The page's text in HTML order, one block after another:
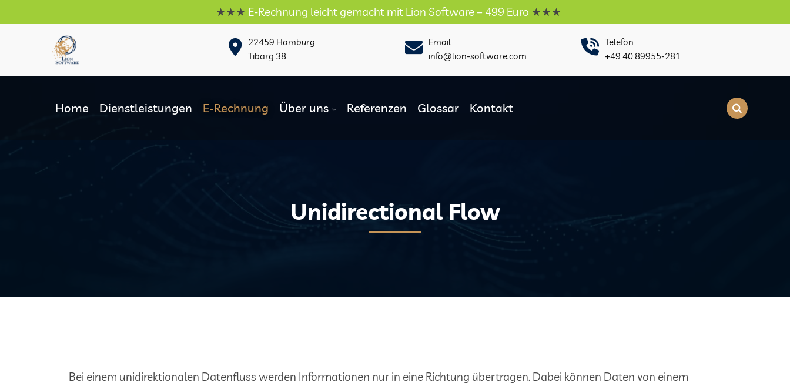
E-Rechnung leicht gemacht mit Lion Software – 499 Euro★★★
22459 Hamburg
Tibarg 38
Email
info@lion-software.com
Telefon
+49 40 89955-281
Home Dienstleistungen E-Rechnung Über uns Referenzen Glossar Kontakt
Unidirectional Flow
Bei einem unidirektionalen Datenfluss werden Informationen nur in eine Richtung übertragen. Dabei können Daten von einem